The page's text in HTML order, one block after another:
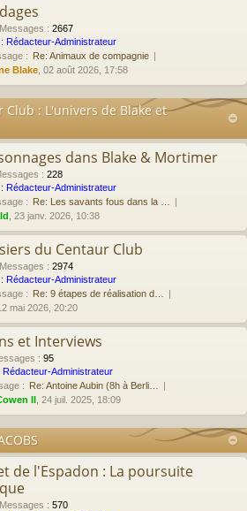
Messages : 2667
Rédacteur-Administrateur
: Re: Animaux de compagnie
Blake , 02 août 2026, 17:58
Club : L'univers de Blake et
dans Blake & Mortimer
: 228
Rédacteur-Administrateur
: Re: Les savants fous dans la …
, 23 janv. 2026, 10:38
du Centaur Club
Messages : 2974
Rédacteur-Administrateur
: Re: 9 étapes de réalisation d…
12 mai 2026, 20:20
et Interviews
: 95
Rédacteur-Administrateur
: Re: Antoine Aubin (8h à Berli…
II , 24 juil. 2025, 18:09
de l'Espadon : La poursuite
Messages : 570